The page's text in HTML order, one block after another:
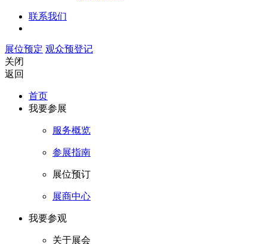
联系我们
展位预定 观众预登记
关闭
返回
首页
我要参展
服务概览
参展指南
展位预订
展商中心
我要参观
关于展会